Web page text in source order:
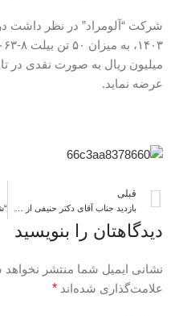
میلیون ریال به صورت نقدی در
عرضه نماید.
قبلی
دیدگاهتان را بنویسید
نشانی ایمیل شما منتشر
علامت‌گذاری شده‌اند *